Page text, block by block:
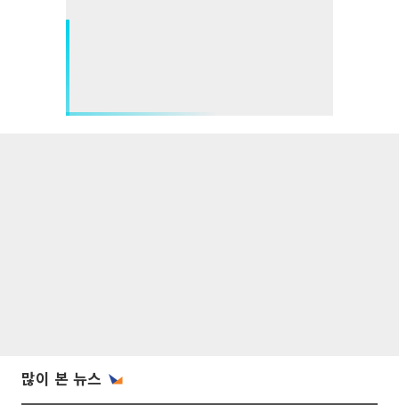
많이 본 뉴스